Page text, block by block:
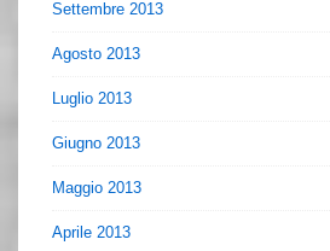
Settembre 2013
Agosto 2013
Luglio 2013
Giugno 2013
Maggio 2013
Aprile 2013